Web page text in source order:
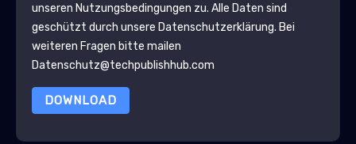
unseren Nutzungsbedingungen zu. Alle Daten sind
geschützt durch unsere Datenschutzerklärung. Bei
weiteren Fragen bitte mailen
Datenschutz@techpublishhub.com
DOWNLOAD